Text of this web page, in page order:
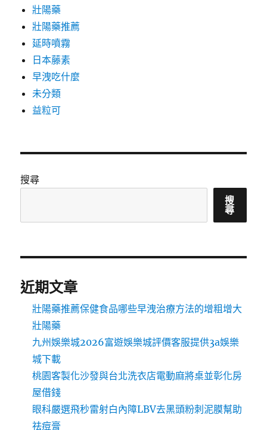
壯陽藥
壯陽藥推薦
延時噴霧
日本藤素
早洩吃什麼
未分類
益粒可
搜尋
搜
尋
近期文章
壯陽藥推薦保健食品哪些早洩治療方法的增粗增大
壯陽藥
九州娛樂城2026富遊娛樂城評價客服提供3a娛樂
城下載
桃園客製化沙發與台北洗衣店電動麻將桌並彰化房
屋借錢
眼科嚴選飛秒雷射白內障LBV去黑頭粉刺泥膜幫助
祛痘膏